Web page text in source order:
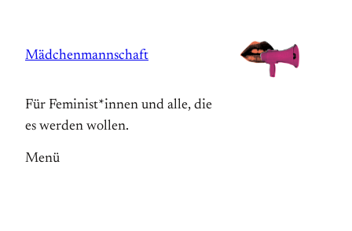
springen
Mädchenmannschaft
Für Feminist*innen und alle, die
es werden wollen.
Menü